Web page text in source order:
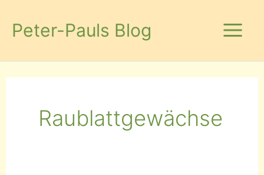
InhaltPeter-Pauls Blog
Raublattgewächse